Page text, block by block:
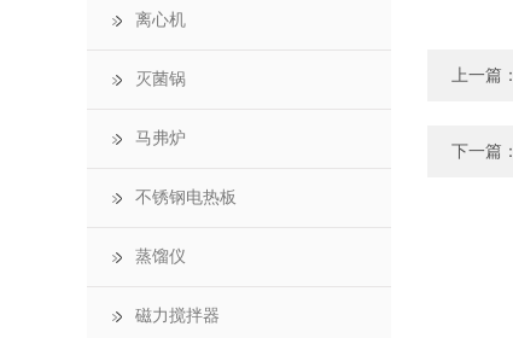
上一篇：
下一篇：
离心机
灭菌锅
马弗炉
不锈钢电热板
蒸馏仪
磁力搅拌器